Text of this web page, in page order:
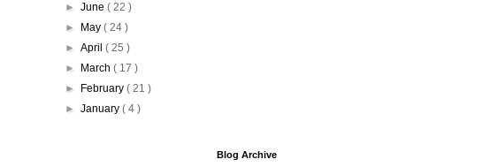
► June ( 22 )
►
May ( 24 )
► April ( 25 )
►
March ( 17 )
►
February ( 21 )
► January ( 4 )
Blog Archive